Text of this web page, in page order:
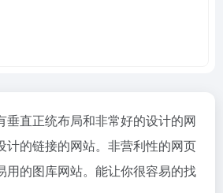
垂直正统布局和非常好的设计的网
计的链接的网站。非营利性的网页
用的图库网站。能让你很容易的找